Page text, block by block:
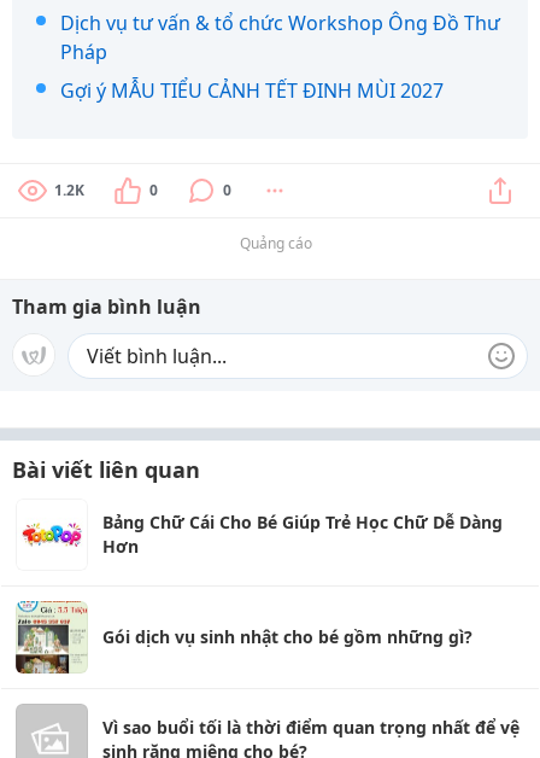
Dịch vụ tư vấn & tổ chức Workshop Ông Đồ Thư
Pháp
Gợi ý MẪU TIỂU CẢNH TẾT ĐINH MÙI 2027
1.2K 0 0
Quảng cáo
Tham gia bình luận
Bài viết liên quan
Bảng Chữ Cái Cho Bé Giúp Trẻ Học Chữ Dễ Dàng
Hơn
Gói dịch vụ sinh nhật cho bé gồm những gì?
Vì sao buổi tối là thời điểm quan trọng nhất để vệ
sinh răng miệng cho bé?